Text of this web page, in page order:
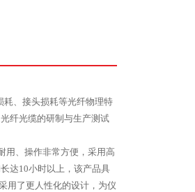
耗、接头损耗等光纤物理特
纤光缆的研制与生产测试
用、操作非常方便，采用高
达10小时以上， 该产品具
用了更人性化的设计，为仪